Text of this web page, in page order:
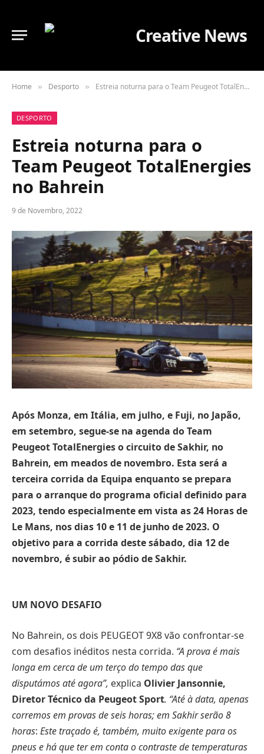
Home » Desporto » Estreia noturna para o Team Peugeot TotalEnergies no Bahrein
DESPORTO
Estreia noturna para o
Team Peugeot TotalEnergies
no Bahrein
9 de Novembro, 2022
Após Monza, em Itália, em julho, e Fuji, no Japão,
em setembro, segue-se na agenda do Team
Peugeot TotalEnergies o circuito de Sakhir, no
Bahrein, em meados de novembro. Esta será a
terceira corrida da Equipa enquanto se prepara
para o arranque do programa oficial definido para
2023, tendo especialmente em vista as 24 Horas de
Le Mans, nos dias 10 e 11 de junho de 2023. O
objetivo para a corrida deste sábado, dia 12 de
novembro, é subir ao pódio de Sakhir.
UM NOVO DESAFIO
No Bahrein, os dois PEUGEOT 9X8 vão confrontar-se
com desafios inéditos nesta corrida. “A prova é mais
longa em cerca de um terço do tempo das que
disputámos até agora”, explica Olivier Jansonnie,
Diretor Técnico da Peugeot Sport. “Até à data, apenas
corremos em provas de seis horas; em Sakhir serão 8
horas: Este traçado é, também, muito exigente para os
pneus e há que ter em conta o contraste de temperaturas